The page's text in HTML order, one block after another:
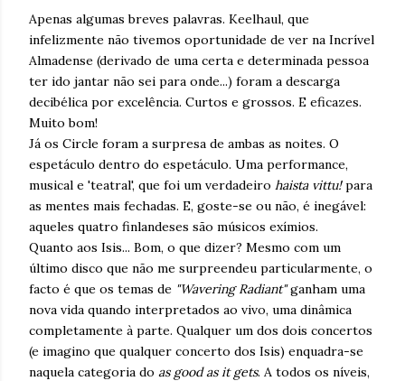
Apenas algumas breves palavras. Keelhaul, que
infelizmente não tivemos oportunidade de ver na Incrível
Almadense (derivado de uma certa e determinada pessoa
ter ido jantar não sei para onde...) foram a descarga
decibélica por excelência. Curtos e grossos. E eficazes.
Muito bom!
Já os Circle foram a surpresa de ambas as noites. O
espetáculo dentro do espetáculo. Uma performance,
musical e 'teatral', que foi um verdadeiro haista vittu!para
as mentes mais fechadas. E, goste-se ou não, é inegável:
aqueles quatro finlandeses são músicos exímios.
Quanto aos Isis... Bom, o que dizer? Mesmo com um
último disco que não me surpreendeu particularmente, o
facto é que os temas de "Wavering Radiant"ganham uma
nova vida quando interpretados ao vivo, uma dinâmica
completamente à parte. Qualquer um dos dois concertos
(e imagino que qualquer concerto dos Isis) enquadra-se
naquela categoria do as good as it gets. A todos os níveis,